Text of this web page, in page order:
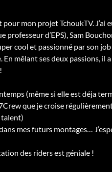
mon projet TchoukTV. J’ai
professeur d’EPS), Sam
cool et passionné par son
mêlant ses deux passions, il
(même si elle est déja
que je croise
talent)
mes futurs montages…
des riders est géniale !